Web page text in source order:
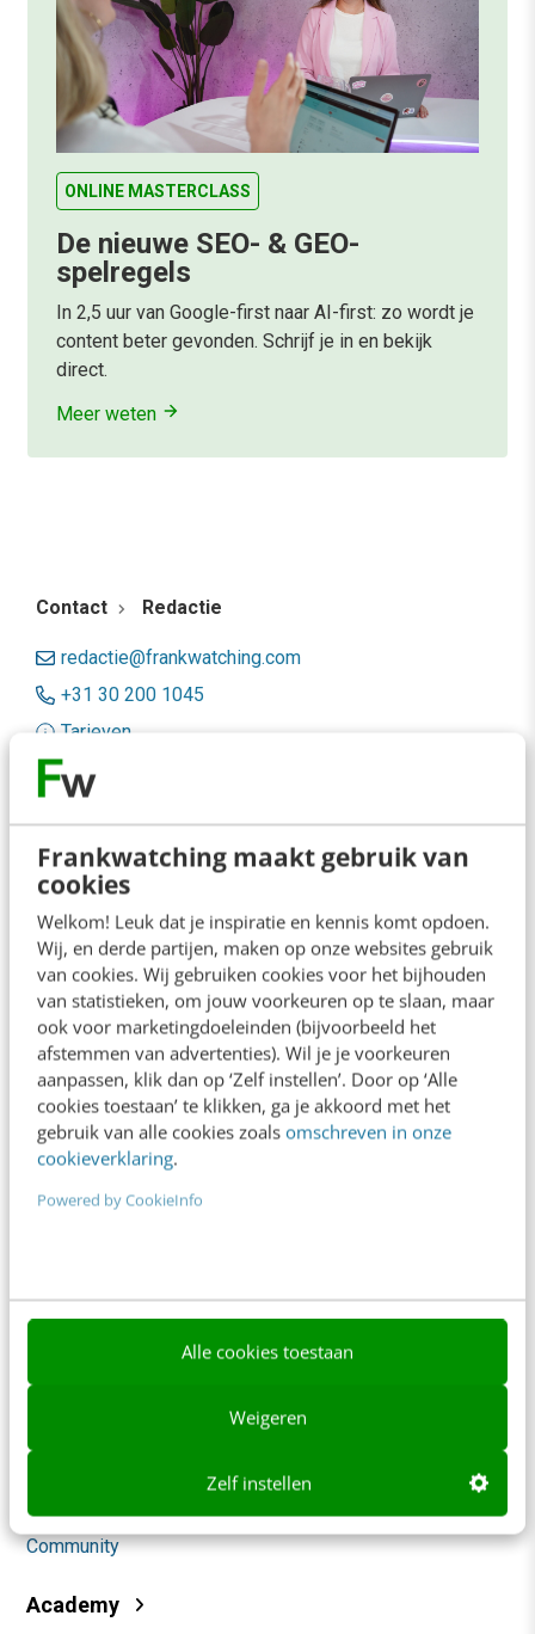
Frankwatching maakt gebruik van
cookies
Welkom! Leuk dat je inspiratie en kennis komt opdoen.
Wij, en derde partijen, maken op onze websites gebruik
van cookies. Wij gebruiken cookies voor het bijhouden
van statistieken, om jouw voorkeuren op te slaan, maar
ook voor marketingdoeleinden (bijvoorbeeld het
afstemmen van advertenties). Wil je je voorkeuren
aanpassen, klik dan op ‘Zelf instellen’. Door op ‘Alle
cookies toestaan’ te klikken, ga je akkoord met het
gebruik van alle cookies zoals omschreven in onze
cookieverklaring.
Powered by CookieInfo
Alle cookies toestaan
Weigeren
Zelf instellen
ONLINE MASTERCLASS
De nieuwe SEO- & GEO-
spelregels
In 2,5 uur van Google-first naar AI-first: zo wordt je
content beter gevonden. Schrijf je in en bekijk
direct.
Meer weten
Contact Redactie
redactie@frankwatching.com
+31 30 200 1045
Tarieven
Meer contactopties
Frankwatching
Adverteren
Contact
Nieuwsbrieven
Over ons
Ons team
Werken bij
Whitepapers
Content & Communicatie
Social
Community
Academy